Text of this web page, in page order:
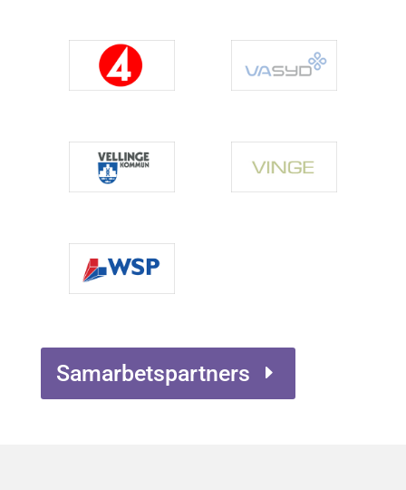
Samarbetspartners